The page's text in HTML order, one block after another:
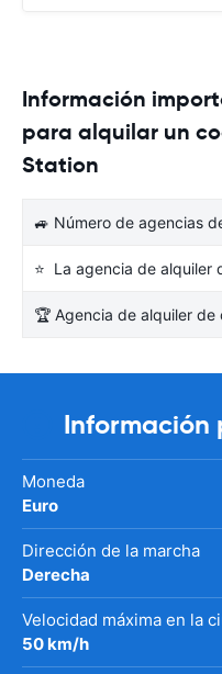
Información
para alquilar un
Station
🚙 Número de agencias
⭐ La agencia de alquiler
🏆 Agencia de alquiler de
Información
Moneda
Euro
Dirección de la marcha
Derecha
Velocidad máxima en la
50 km/h